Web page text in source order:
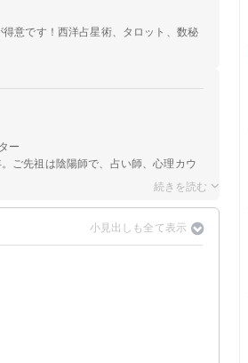
意です！西洋占星術、タロット、数秘
ー
ご先祖は陰陽師で、占い師、心理カウ